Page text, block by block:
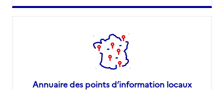
Annuaire des points d’information locaux